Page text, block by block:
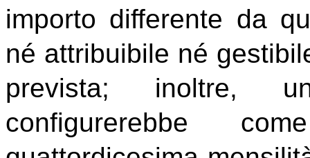
importo differente da
né attribuibile né
prevista; inoltre,
configurerebbe